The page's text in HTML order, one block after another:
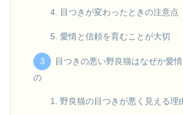
目つきが変わったときの注意点
愛情と信頼を育むことが大切
目つきの悪い野良猫はなぜか愛
の
野良猫の目つきが悪く見える理